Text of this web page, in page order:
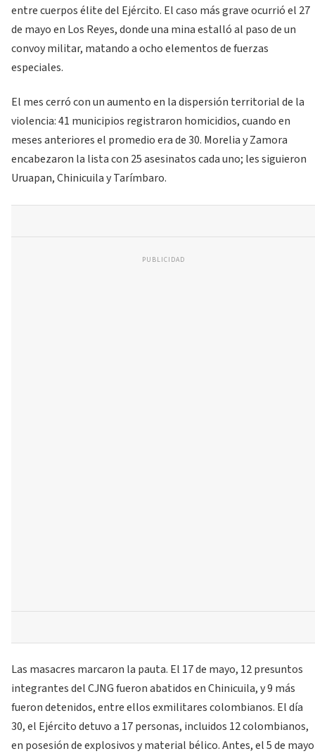
entre cuerpos élite del Ejército. El caso más grave ocurrió el 27
de mayo en Los Reyes, donde una mina estalló al paso de un
convoy militar, matando a ocho elementos de fuerzas
especiales.
El mes cerró con un aumento en la dispersión territorial de la
violencia: 41 municipios registraron homicidios, cuando en
meses anteriores el promedio era de 30. Morelia y Zamora
encabezaron la lista con 25 asesinatos cada uno; les siguieron
Uruapan, Chinicuila y Tarímbaro.
PUBLICIDAD
Las masacres marcaron la pauta. El 17 de mayo, 12 presuntos
integrantes del CJNG fueron abatidos en Chinicuila, y 9 más
fueron detenidos, entre ellos exmilitares colombianos. El día
30, el Ejército detuvo a 17 personas, incluidos 12 colombianos,
en posesión de explosivos y material bélico. Antes, el 5 de mayo